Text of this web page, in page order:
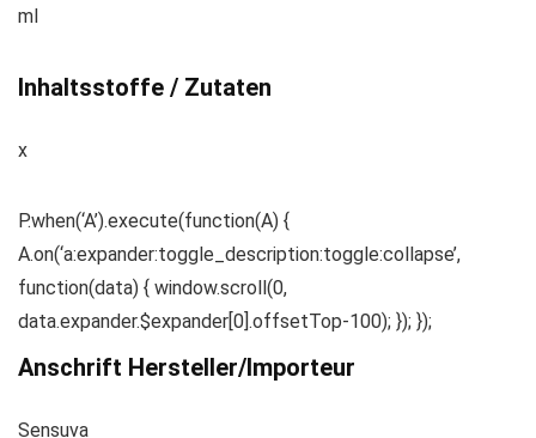
ml
Inhaltsstoffe / Zutaten
x
P.when(‘A’).execute(function(A) {
A.on(‘a:expander:toggle_description:toggle:collapse’,
function(data) { window.scroll(0,
data.expander.$expander[0].offsetTop-100); }); });
Anschrift Hersteller/Importeur
Sensuva